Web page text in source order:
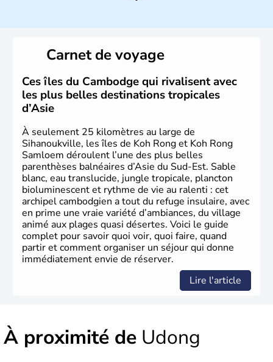
Carnet de voyage
Ces îles du Cambodge qui rivalisent avec
les plus belles destinations tropicales
d’Asie
À seulement 25 kilomètres au large de
Sihanoukville, les îles de Koh Rong et Koh Rong
Samloem déroulent l’une des plus belles
parenthèses balnéaires d’Asie du Sud-Est. Sable
blanc, eau translucide, jungle tropicale, plancton
bioluminescent et rythme de vie au ralenti : cet
archipel cambodgien a tout du refuge insulaire, avec
en prime une vraie variété d’ambiances, du village
animé aux plages quasi désertes. Voici le guide
complet pour savoir quoi voir, quoi faire, quand
partir et comment organiser un séjour qui donne
immédiatement envie de réserver.
Lire l'article
À proximité de Udong